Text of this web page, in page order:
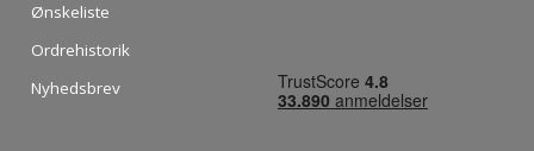
Ønskeliste
Ordrehistorik
Nyhedsbrev